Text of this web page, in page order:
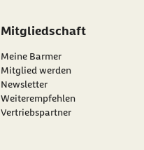
Mitgliedschaft
Meine Barmer
Mitglied werden
Newsletter
externer Link:
Weiterempfehlen
Vertriebspartner